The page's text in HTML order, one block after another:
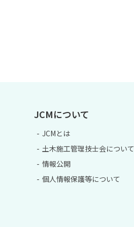
JCMについて
JCMとは
土木施工管理技士会について
情報公開
個人情報保護等について